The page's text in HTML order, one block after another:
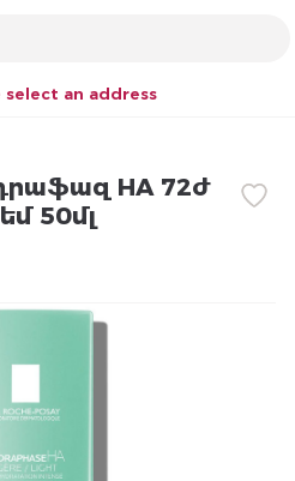
select an address
HA 72ժ
50մլ